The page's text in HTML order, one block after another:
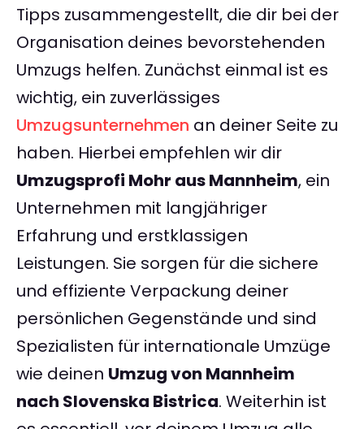
Tipps zusammengestellt, die dir bei der
Organisation deines bevorstehenden
Umzugs helfen. Zunächst einmal ist es
wichtig, ein zuverlässiges
Umzugsunternehmen an deiner Seite zu
haben. Hierbei empfehlen wir dir
Umzugsprofi Mohr aus Mannheim, ein
Unternehmen mit langjähriger
Erfahrung und erstklassigen
Leistungen. Sie sorgen für die sichere
und effiziente Verpackung deiner
persönlichen Gegenstände und sind
Spezialisten für internationale Umzüge
wie deinen Umzug von Mannheim
nach Slovenska Bistrica. Weiterhin ist